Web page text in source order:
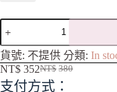
A
l
t
e
貨號: 不提供 分類: In
NT$ 380
NT$ 352
支付方式：